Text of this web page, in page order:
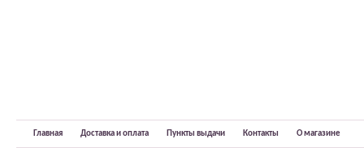
Главная Доставка и оплата Пункты выдачи Контакты О магазине